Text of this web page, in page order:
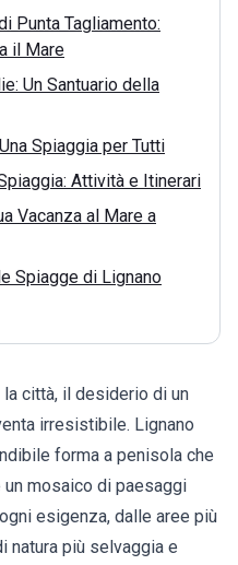
Punta Tagliamento:
il Mare
Un Santuario della
Spiaggia per Tutti
Attività e Itinerari
Vacanza al Mare a
Spiagge di Lignano
città, il desiderio di un
irresistibile. Lignano
forma a penisola che
mosaico di paesaggi
esigenza, dalle aree più
natura più selvaggia e